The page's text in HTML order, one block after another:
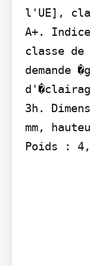
l'UE],
A+.
classe
demande
3h.
mm,
Poids :